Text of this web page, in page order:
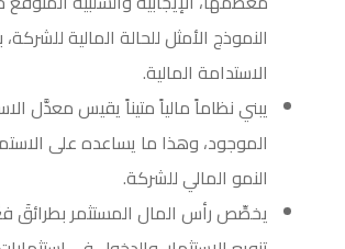
النموذج الأمثل للحالة المالية
الاستدامة المالية.
يبني نظاماً مالياً متيناً يقيس معدَّل
الموجود، وهذا ما يساعده على
النمو المالي للشركة.
يخصِّص رأس المال المستثمر بطرائقَ